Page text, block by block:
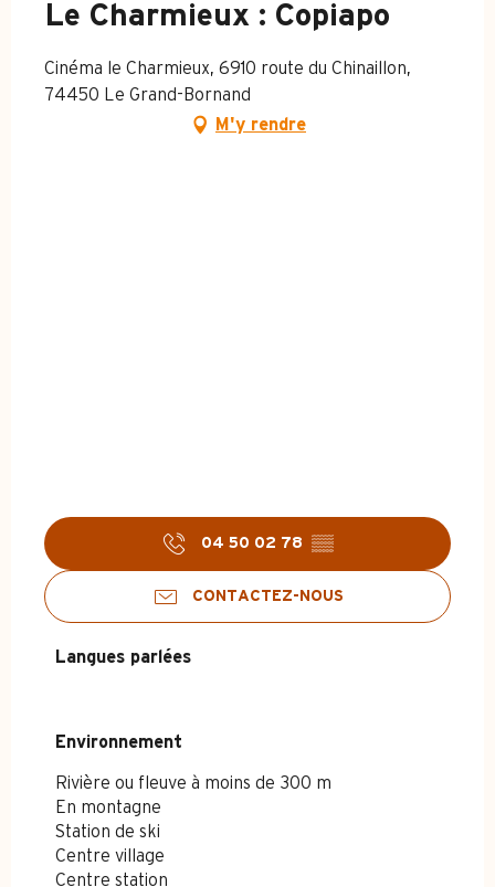
Le Charmieux : Copiapo
Cinéma le Charmieux, 6910 route du Chinaillon,
74450 Le Grand-Bornand
M'y rendre
04 50 02 78 ▒▒
CONTACTEZ-NOUS
Langues parlées
Langues parlées
Environnement
Environnement
Rivière ou fleuve à moins de 300 m
En montagne
Station de ski
Centre village
Centre station